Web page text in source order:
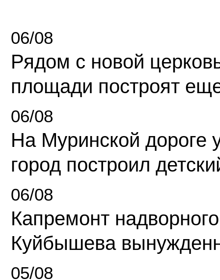
06/08
Рядом с новой
площади построят
06/08
На Муринской дороге
город построил
06/08
Капремонт
Куйбышева
05/08